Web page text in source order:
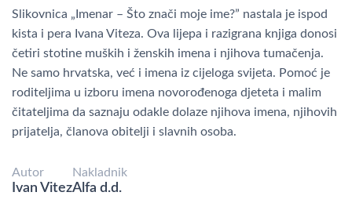
Slikovnica „Imenar – Što znači moje ime?” nastala je ispod
kista i pera Ivana Viteza. Ova lijepa i razigrana knjiga donosi
četiri stotine muških i ženskih imena i njihova tumačenja.
Ne samo hrvatska, već i imena iz cijeloga svijeta. Pomoć je
roditeljima u izboru imena novorođenoga djeteta i malim
čitateljima da saznaju odakle dolaze njihova imena, njihovih
prijatelja, članova obitelji i slavnih osoba.
Autor
Ivan Vitez
Nakladnik
Alfa d.d.